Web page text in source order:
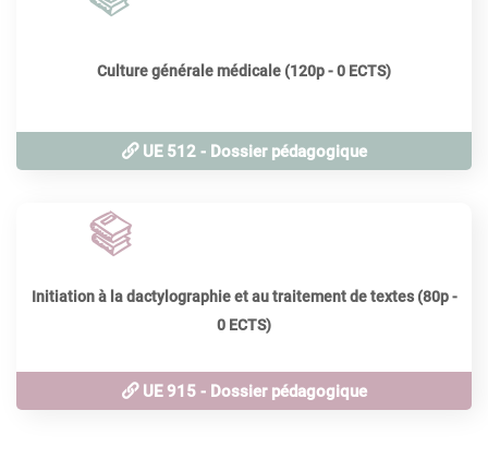
Culture générale médicale (120p - 0 ECTS)
UE 512 - Dossier pédagogique
Initiation à la dactylographie et au traitement de textes (80p -
0 ECTS)
UE 915 - Dossier pédagogique